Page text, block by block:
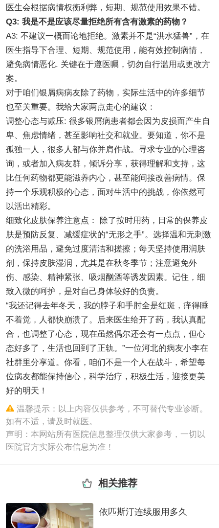
医生会根据病情权衡利弊，短期、规范使用效果不错。
Q3: 我是不是应该尽量拒绝所有含有激素的药物？
A3: 不建议一概而论地拒绝。激素并不是“洪水猛兽”，在
医生指导下合理、短期、规范使用，能有效控制病情，
避免病情恶化. 关键在于遵医嘱，切勿自行滥用或更改方
案。
对于咱们银屑病病友除了药物，实际生活中的许多细节
也至关重要。我给大家两点走心的建议：
调整心态与减压: 很多银屑病患者都会因为皮损而产生自
卑、焦虑情绪，甚至影响社交和就业。要知道，你不是
孤独一人，很多人都与你并肩作战。寻求专业的心理咨
询，或者加入病友群，倾诉分享，获得理解和支持，这
比任何药物都更能滋养内心，甚至能间接改善病情。保
持一个乐观积极的心态，面对生活中的挑战，你依然可
以活出精彩。
细致化皮肤保养注意点： 除了按时用药，日常的保养皮
肤是预防反复、减缓症状的“无形之手”。选择温和无刺激
的洗浴用品，避免过度清洁和搓擦；每天坚持使用润肤
剂，保持皮肤湿润，尤其是在秋冬季节；注意避免外
伤、感染、精神紧张、吸烟酗酒等诱发因素。记住，细
致入微的呵护，是对自己身体较好的负责。
“我还记得去年冬天，我的脖子和手肘全是红斑，痒得睡
不着觉，人都快崩溃了。后来医生给开了药，我认真配
合，也调整了心态，现在虽然偶尔还会有一点点，但心
态好多了，生活也回到了正轨。”一位河北的病友小李在
社群里分享道。你看，咱们不是一个人在战斗，希望每
位病友都能保持信心，科学治疗，积极生活，迎接更美
好的明天！
温馨提示：以上内容仅供参考，不可替代专业诊断。
如有不适，请及时就医。
声明：本网站所有医院信息整理仅供大家参考，一切以
医院官方实际公布信息为准！
相关推荐
依匹斯汀连续服用多久